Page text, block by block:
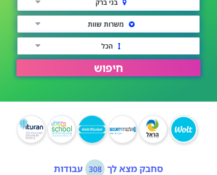
בני ברק
משרות שוות
הכל
חיפוש
סחבק מצא לך 308 עבודות